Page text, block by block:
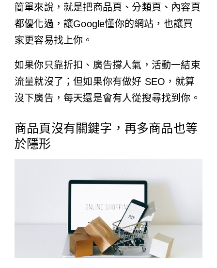
簡單來說，就是把商品頁、分類頁、內容頁
都優化過，讓Google懂你的網站，也讓買
家更容易找上你。
如果你只靠折扣、廣告撐人氣，活動一結束
流量就沒了；但如果你有做好 SEO，就算
沒下廣告，每天還是會有人從搜尋找到你。
商品頁沒有關鍵字，再多商品也等
於隱形